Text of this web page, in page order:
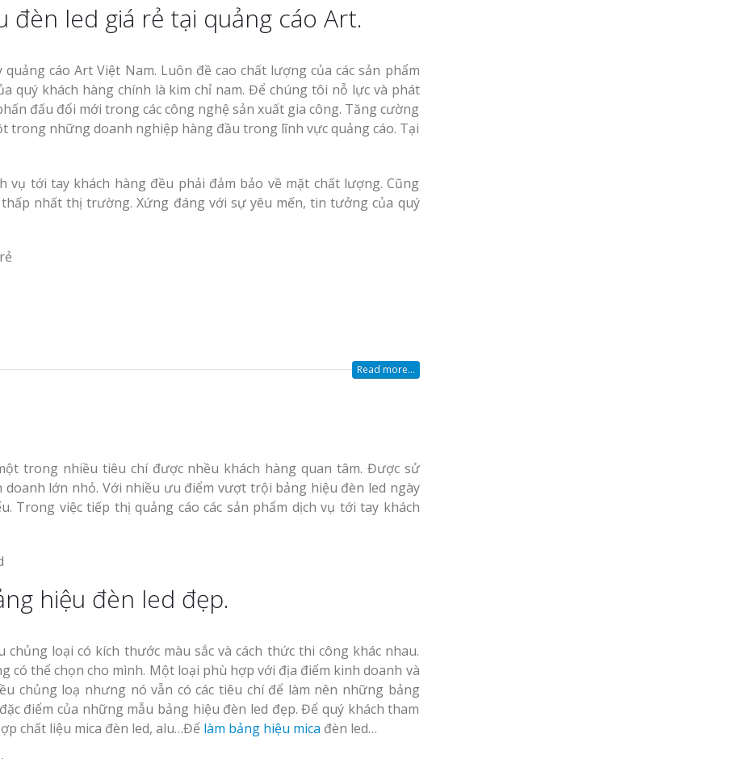
đèn led giá rẻ tại quảng cáo Art.
cáo Art Việt Nam. Luôn đề cao chất lượng của các sản phẩm
quý khách hàng chính là kim chỉ nam. Để chúng tôi nỗ lực và phát
đấu đổi mới trong các công nghệ sản xuất gia công. Tăng cường
trong những doanh nghiệp hàng đầu trong lĩnh vực quảng cáo. Tại
vụ tới tay khách hàng đều phải đảm bảo về mặt chất lượng. Cũng
nhất thị trường. Xứng đáng với sự yêu mến, tin tưởng của quý
Read more...
trong nhiều tiêu chí được nhều khách hàng quan tâm. Được sử
lớn nhỏ. Với nhiều ưu điểm vượt trội bảng hiệu đèn led ngày
Trong việc tiếp thị quảng cáo các sản phẩm dịch vụ tới tay khách
hiệu đèn led đẹp.
loại có kích thước màu sắc và cách thức thi công khác nhau.
có thể chọn cho mình. Một loại phù hợp với địa điểm kinh doanh và
chủng loạ nhưng nó vẫn có các tiêu chí để làm nên những bảng
điểm của những mẫu bảng hiệu đèn led đẹp. Để quý khách tham
chất liệu mica đèn led, alu…Để làm bảng hiệu mica đèn led…